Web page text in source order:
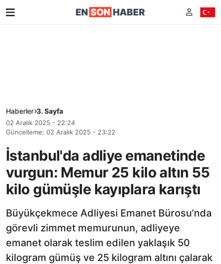
Haberler 3. Sayfa
02 Aralık 2025 - 22:24
Güncelleme: 02 Aralık 2025 - 23:22
İstanbul'da adliye emanetinde
vurgun: Memur 25 kilo altın 55
kilo gümüşle kayıplara karıştı
Büyükçekmece Adliyesi Emanet Bürosu’nda
görevli zimmet memurunun, adliyeye
emanet olarak teslim edilen yaklaşık 50
kilogram gümüş ve 25 kilogram altını çalarak